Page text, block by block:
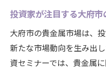
愛知県大府市で貴金
ントを得る
過去の成功事例
地域の歴史と共
投資家が注目する大府
大府市の貴金属市場は、
新たな市場動向を生み出
資セミナーでは、貴金属